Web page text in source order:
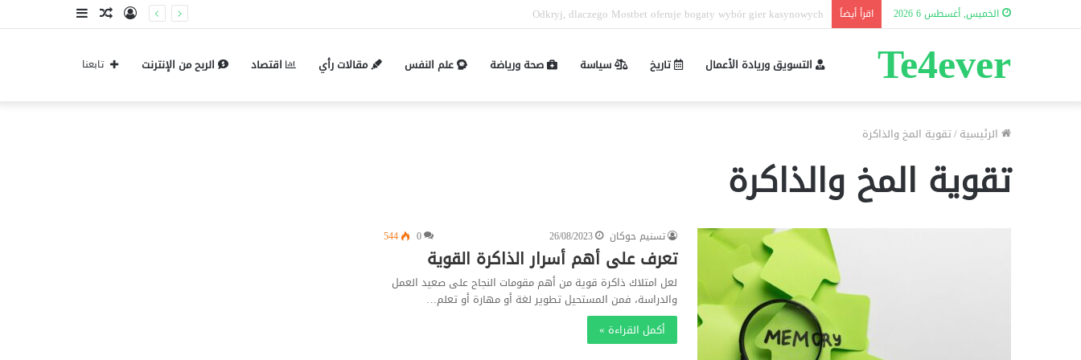
الخميس, أغسطس 6 2026 اقرأ أيضاً Pin-up mobil və masaüstü giriş fərqləri: Performans tərkibi nədir?
إضافةمقالتسجيل
Te4ever التسويق وريادة الأعمال تاريخ سياسة صحة ورياضة علم النفس مقالات رأي اقتصاد الربح من الإنترنت تابعنا
الرئيسية/تقوية المخ والذاكرة
تقوية المخ والذاكرة
تسنيم حوكان 26/08/2023
0
544
تعرف على أهم أسرار الذاكرة القوية
لعل امتلاك ذاكرة قوية من أهم مقومات النجاح على صعيد العمل
والدراسة، فمن المستحيل تطوير لغة أو مهارة أو تعلم…
أكمل القراءة »